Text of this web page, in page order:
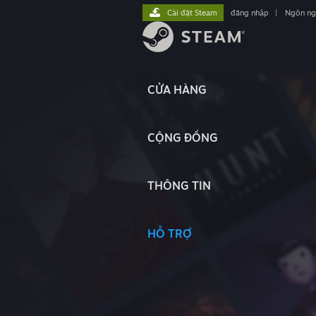
CỬA HÀNG
CỘNG ĐỒNG
THÔNG TIN
HỖ TRỢ
Cài đặt Steam đăng nhập Ngôn